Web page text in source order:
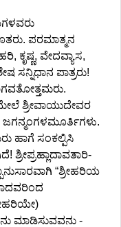
ಪರಮಾತ್ಮನ
ಕೃಷ್ಣ, ವೇದವ್ಯಾಸ,
ಪಾತ್ರರು!
ಶ್ರೀವಾಯುದೇವರ
ಹಾಗೆ ಸಂಕಲ್ಪಿಸಿ
ಶ್ರೀಪ್ರಹ್ಲಾದಾವತಾರಿ-
“ಶ್ರೀಹರಿಯ
ಮಾಡಿಸುವವನು -